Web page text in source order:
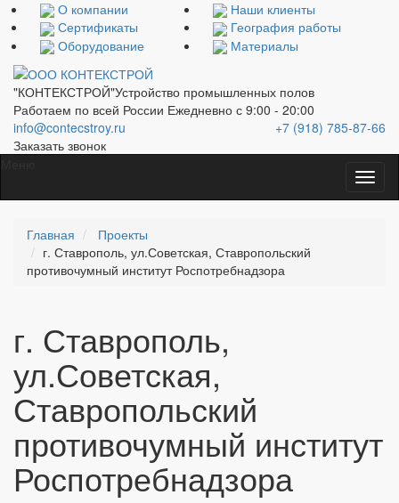
О компании
Наши клиенты
Сертификаты
География работы
Оборудование
Материалы
"КОНТЕКСТРОЙ"Устройство промышленных полов
Работаем по всей России Ежедневно с 9:00 - 20:00
info@contecstroy.ru
+7 (918) 785-87-66
Заказать звонок
Главная
Проекты
г. Ставрополь, ул.Советская, Ставропольский
противочумный институт Роспотребнадзора
г. Ставрополь,
ул.Советская,
Ставропольский
противочумный институт
Роспотребнадзора